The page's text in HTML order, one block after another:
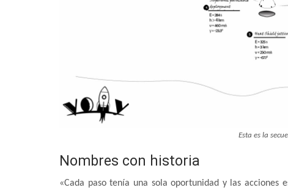
Esta es la
Nombres con historia
«Cada paso tenía una sola oportunidad y las acciones